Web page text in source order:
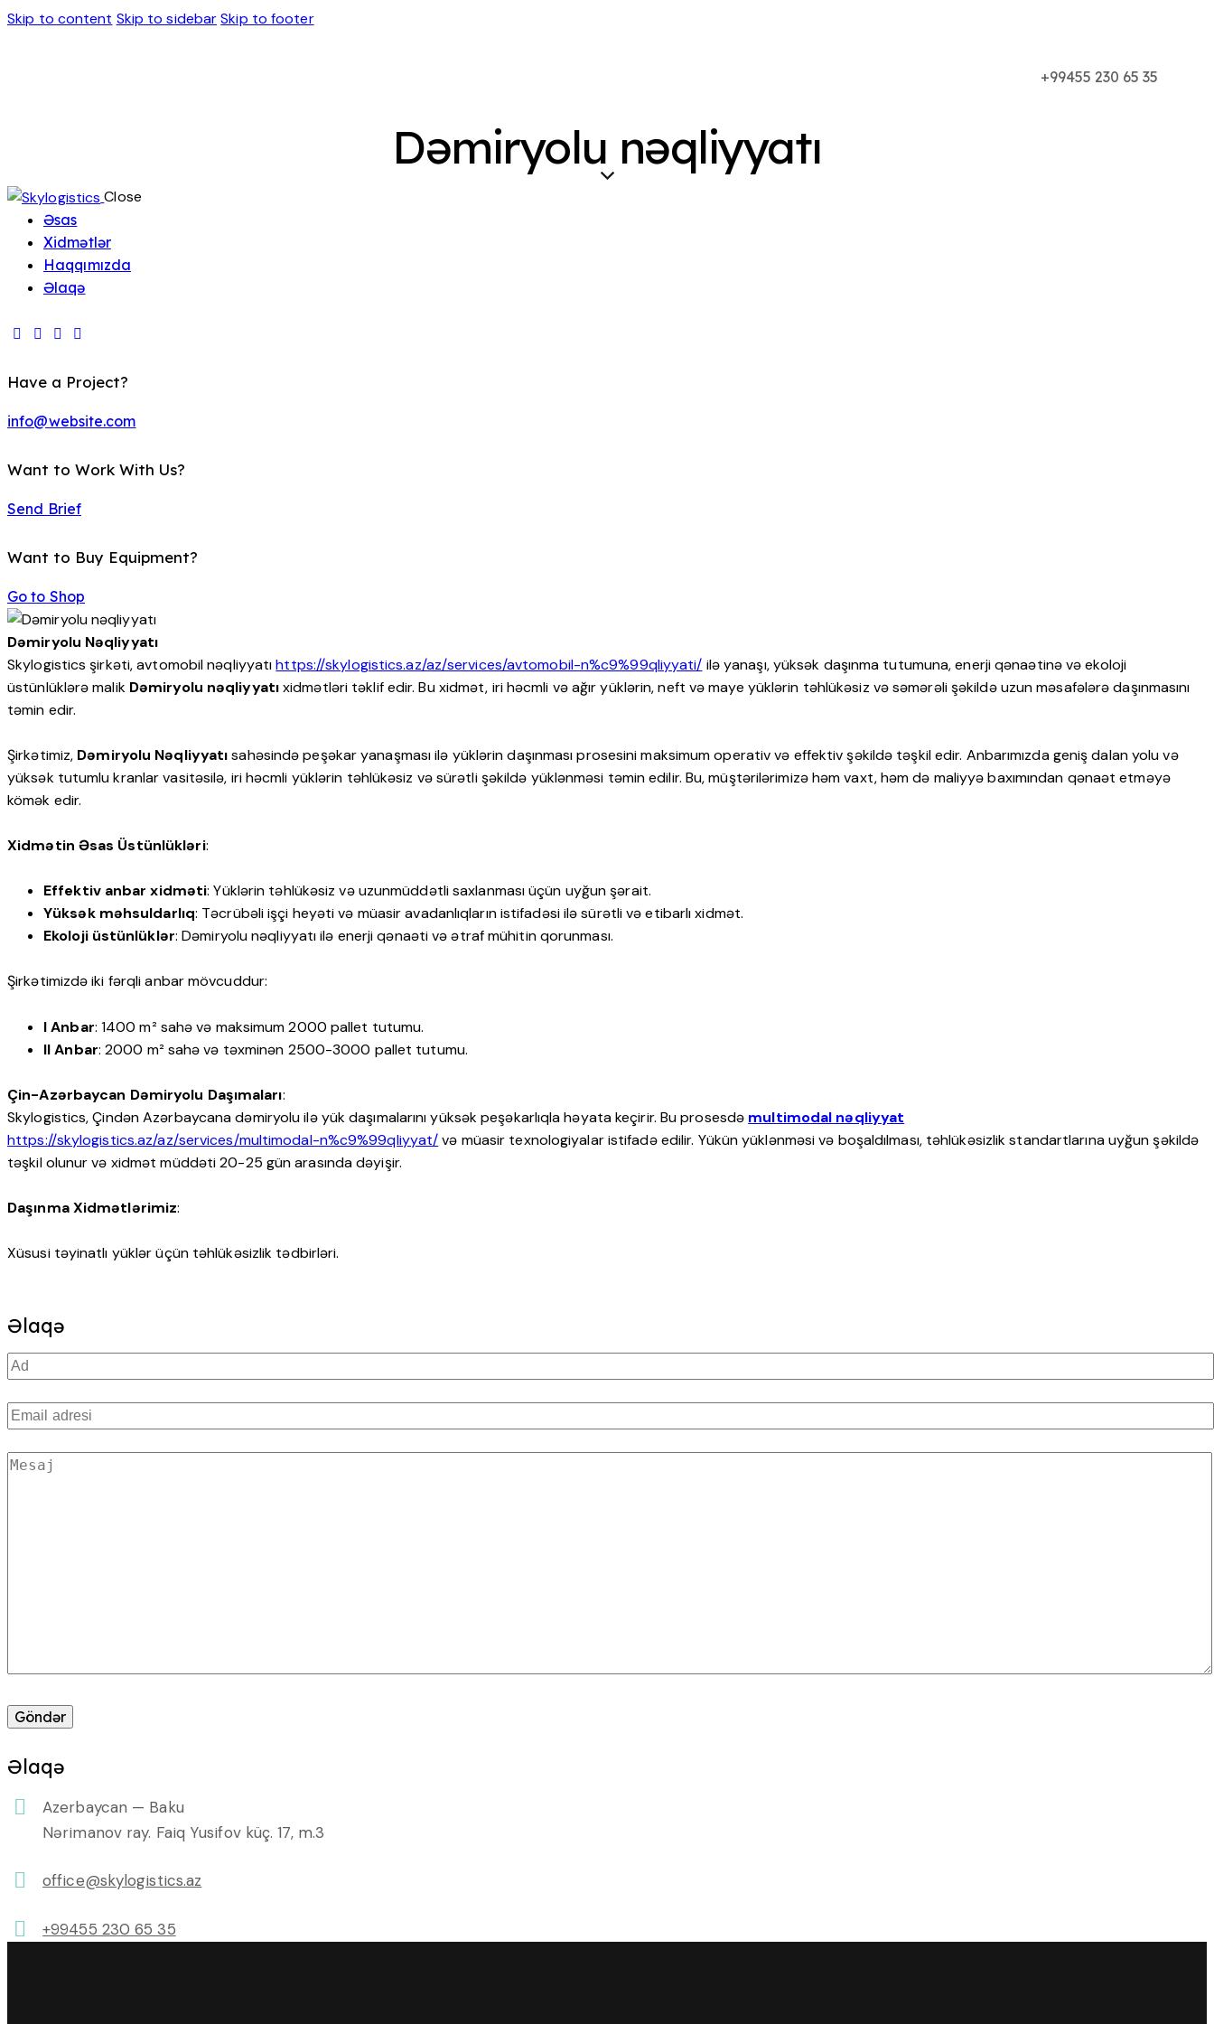
Skip to content Skip to sidebar Skip to footer
+99455 230 65 35
Dəmiryolu nəqliyyatı
Close
Əsas
Xidmətlər
Haqqımızda
Əlaqə
Have a Project?
info@website.com
Want to Work With Us?
Send Brief
Want to Buy Equipment?
Go to Shop
Dəmiryolu Nəqliyyatı
Skylogistics şirkəti, avtomobil nəqliyyatıhttps://skylogistics.az/az/services/avtomobil-n%c9%99qliyyati/ ilə yanaşı, yüksək daşınma tutumuna, enerji qənaətinə və ekoloji
üstünlüklərə malik Dəmiryolu nəqliyyatıxidmətləri təklif edir. Bu xidmət, iri həcmli və ağır yüklərin, neft və maye yüklərin təhlükəsiz və səmərəli şəkildə uzun məsafələrə daşınmasını
təmin edir.
Şirkətimiz, Dəmiryolu Nəqliyyatısahəsində peşəkar yanaşması ilə yüklərin daşınması prosesini maksimum operativ və effektiv şəkildə təşkil edir. Anbarımızda geniş dalan yolu və
yüksək tutumlu kranlar vasitəsilə, iri həcmli yüklərin təhlükəsiz və sürətli şəkildə yüklənməsi təmin edilir. Bu, müştərilərimizə həm vaxt, həm də maliyyə baxımından qənaət etməyə
kömək edir.
Xidmətin Əsas Üstünlükləri:
Effektiv anbar xidməti: Yüklərin təhlükəsiz və uzunmüddətli saxlanması üçün uyğun şərait.
Yüksək məhsuldarlıq: Təcrübəli işçi heyəti və müasir avadanlıqların istifadəsi ilə sürətli və etibarlı xidmət.
Ekoloji üstünlüklər: Dəmiryolu nəqliyyatı ilə enerji qənaəti və ətraf mühitin qorunması.
Şirkətimizdə iki fərqli anbar mövcuddur:
I Anbar: 1400 m² sahə və maksimum 2000 pallet tutumu.
II Anbar: 2000 m² sahə və təxminən 2500-3000 pallet tutumu.
Çin-Azərbaycan Dəmiryolu Daşımaları:
Skylogistics, Çindən Azərbaycana dəmiryolu ilə yük daşımalarını yüksək peşəkarlıqla həyata keçirir. Bu prosesdə multimodal nəqliyyat
https://skylogistics.az/az/services/multimodal-n%c9%99qliyyat/və müasir texnologiyalar istifadə edilir. Yükün yüklənməsi və boşaldılması, təhlükəsizlik standartlarına uyğun şəkildə
təşkil olunur və xidmət müddəti 20-25 gün arasında dəyişir.
Daşınma Xidmətlərimiz:
Xüsusi təyinatlı yüklər üçün təhlükəsizlik tədbirləri.
Əlaqə
Əlaqə
Azerbaycan — Baku
Nərimanov ray. Faiq Yusifov küç. 17, m.3
office@skylogistics.az
+99455 230 65 35